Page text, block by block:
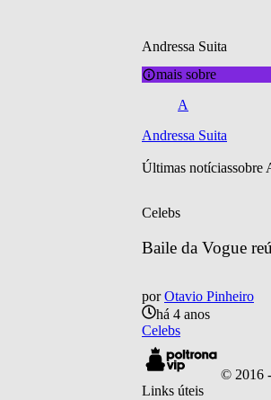
Andressa Suita
mais sobre
A
Andressa Suita
Últimas notíciassobre
Celebs
Baile da Vogue
por Otavio Pinheiro
há 4 anos
Celebs
© 2016 -
Links úteis